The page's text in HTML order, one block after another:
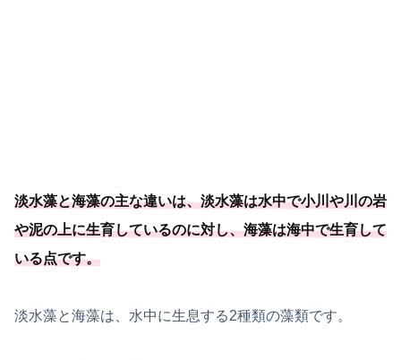
淡水藻と海藻の主な違いは、淡水藻は水中で小川や川の岩
や泥の上に生育しているのに対し、海藻は海中で生育して
いる点です。
淡水藻と海藻は、水中に生息する2種類の藻類です。